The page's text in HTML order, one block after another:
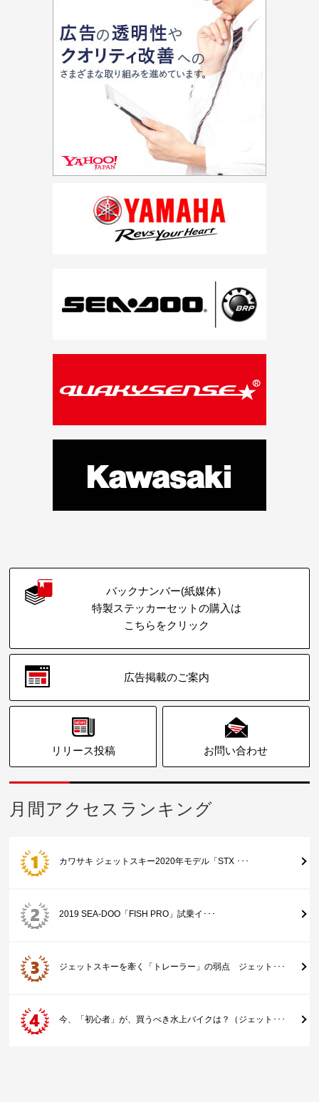
バックナンバー(紙媒体）
特製ステッカーセットの購入は
こちらをクリック
広告掲載のご案内
リリース投稿 お問い合わせ
月間アクセスランキング
カワサキ ジェットスキー2020年モデル「STX ･･･
2019 SEA-DOO「FISH PRO」試乗イ･･･
ジェットスキーを牽く「トレーラー」の弱点 ジェット･･･
今、「初心者」が、買うべき水上バイクは？（ジェット･･･